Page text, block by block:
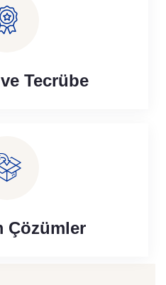
Tecrübe
Çözümler